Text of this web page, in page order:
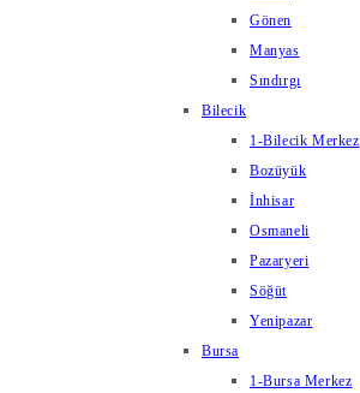
Gönen
Manyas
Sındırgı
Bilecik
1-Bilecik Merkez
Bozüyük
İnhisar
Osmaneli
Pazaryeri
Söğüt
Yenipazar
Bursa
1-Bursa Merkez